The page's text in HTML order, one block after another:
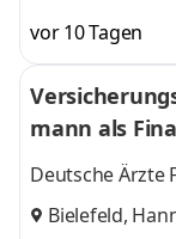
Frankfurt,
Hamburg,
Hannover,
München,
vor 10 Tagen
mann als
Deutsche Ärzte
Vermittlungs AG
Bielefeld,